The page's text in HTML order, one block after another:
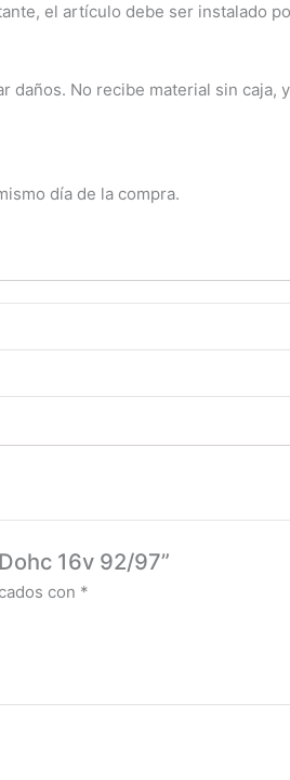
el artículo debe ser instalado
daños. No recibe material sin caja,
día de la compra.
16v 92/97”
con *